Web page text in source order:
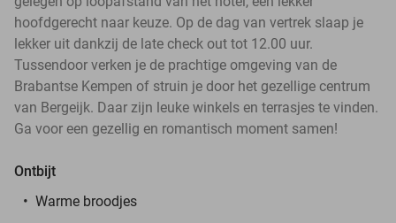
hoofdgerecht naar keuze. Op de dag van vertrek slaap je
lekker uit dankzij de late check out tot 12.00 uur.
Tussendoor verken je de prachtige omgeving van de
Brabantse Kempen of struin je door het gezellige centrum
van Bergeijk. Daar zijn leuke winkels en terrasjes te vinden.
Ga voor een gezellig en romantisch moment samen!
Ontbijt
Warme broodjes